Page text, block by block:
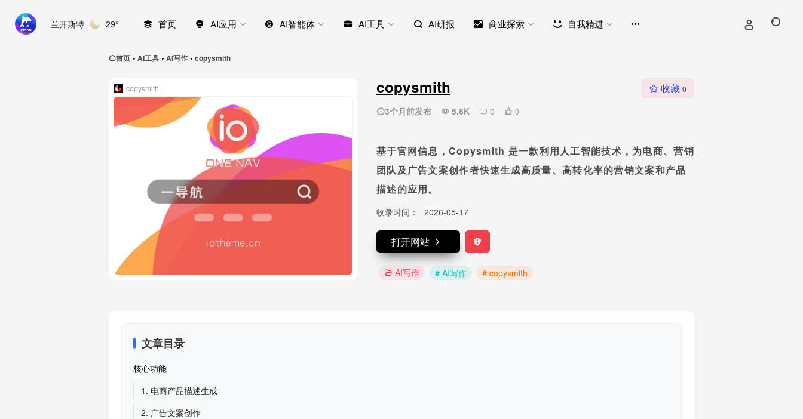
兰开斯特 29° 首页 AI应用 AI智能体 AI工具 AI研报 商业探索 自我精进
首页 • AI工具 • AI写作 • copysmith
copysmith
3个月前发布 5.6K 0 0
收藏 0
基于官网信息，Copysmith 是一款利用人工智能技术，为电商、营销
团队及广告文案创作者快速生成高质量、高转化率的营销文案和产品
描述的应用。
收录时间： 2026-05-17
打开网站
AI写作 # AI写作 # copysmith
copysmith
文章目录
核心功能
1. 电商产品描述生成
2. 广告文案创作